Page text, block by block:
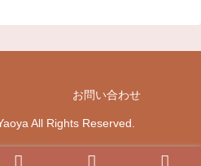
お問い合わせ
All Rights Reserved.